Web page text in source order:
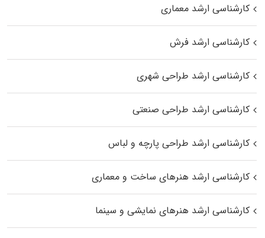
کارشناسی ارشد معماری
کارشناسی ارشد فرش
کارشناسی ارشد طراحی شهری
کارشناسی ارشد طراحی صنعتی
کارشناسی ارشد طراحی پارچه و لباس
کارشناسی ارشد هنرهای ساخت و معماری
کارشناسی ارشد هنرهای نمایشی و سینما